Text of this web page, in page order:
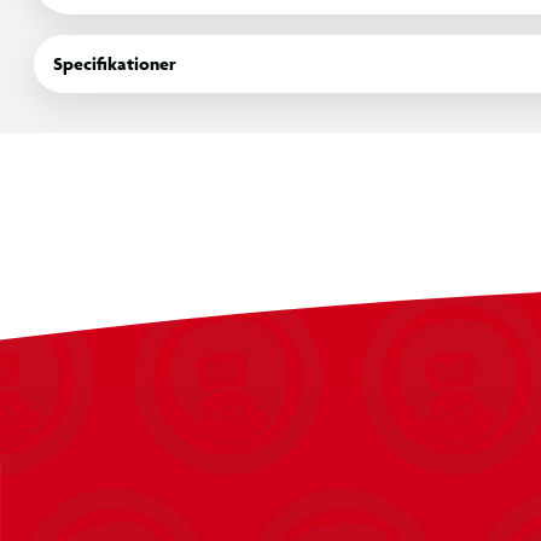
troldmandsverden. Fra det femte år begiver spillerne sig ud
udforsker og opdager magiske bæster, fremstiller eliksirer,
tilpasser deres karakter til at blive den heks eller troldmand,
deres karakters evner ved at mestre kraftfulde
de står over for dødbringende fjender.
Specifikationer